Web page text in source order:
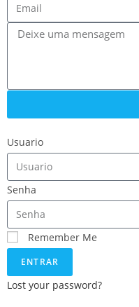
Usuario
Senha
Remember Me
ENTRAR
Lost your password?